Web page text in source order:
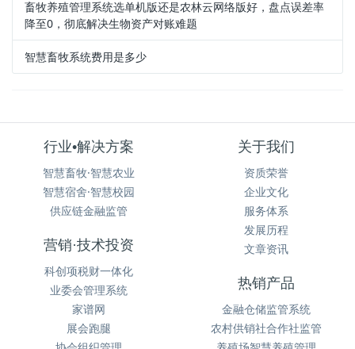
畜牧养殖管理系统选单机版还是农林云网络版好，盘点误差率
降至0，彻底解决生物资产对账难题
智慧畜牧系统费用是多少
行业•解决方案
智慧畜牧·智慧农业
智慧宿舍·智慧校园
供应链金融监管
关于我们
资质荣誉
企业文化
服务体系
发展历程
文章资讯
营销·技术投资
科创项税财一体化
业委会管理系统
家谱网
展会跑腿
热销产品
金融仓储监管系统
农村供销社合作社监管